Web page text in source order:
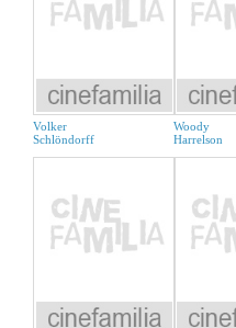
Volker
Schlöndorff
Woody
Harrelson